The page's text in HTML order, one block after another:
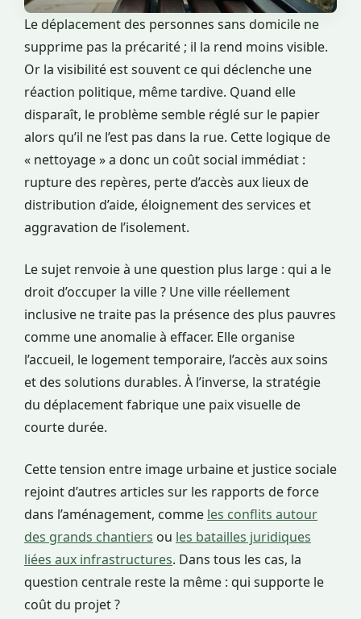
Le déplacement des personnes sans domicile ne
supprime pas la précarité ; il la rend moins visible.
Or la visibilité est souvent ce qui déclenche une
réaction politique, même tardive. Quand elle
disparaît, le problème semble réglé sur le papier
alors qu’il ne l’est pas dans la rue. Cette logique de
« nettoyage » a donc un coût social immédiat :
rupture des repères, perte d’accès aux lieux de
distribution d’aide, éloignement des services et
aggravation de l’isolement.
Le sujet renvoie à une question plus large : qui a le
droit d’occuper la ville ? Une ville réellement
inclusive ne traite pas la présence des plus pauvres
comme une anomalie à effacer. Elle organise
l’accueil, le logement temporaire, l’accès aux soins
et des solutions durables. À l’inverse, la stratégie
du déplacement fabrique une paix visuelle de
courte durée.
Cette tension entre image urbaine et justice sociale
rejoint d’autres articles sur les rapports de force
dans l’aménagement, comme les conflits autour
des grands chantiers ou les batailles juridiques
liées aux infrastructures. Dans tous les cas, la
question centrale reste la même : qui supporte le
coût du projet ?